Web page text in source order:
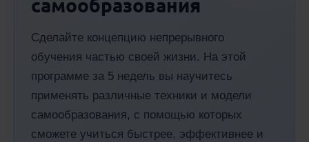
Сделайте концепцию непрерывного
обучения частью своей жизни. На этой
программе за 5 недель вы научитесь
применять различные техники и модели
самообразования, с помощью которых
сможете учиться быстрее, эффективнее и